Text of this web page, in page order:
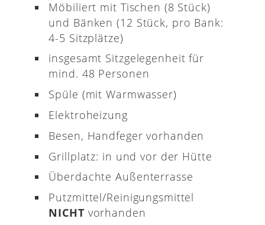
Möbiliert mit Tischen (8 Stück)
und Bänken (12 Stück, pro Bank:
4-5 Sitzplätze)
insgesamt Sitzgelegenheit für
mind. 48 Personen
Spüle (mit Warmwasser)
Elektroheizung
Besen, Handfeger vorhanden
Grillplatz: in und vor der Hütte
Überdachte Außenterrasse
Putzmittel/Reinigungsmittel
NICHT vorhanden